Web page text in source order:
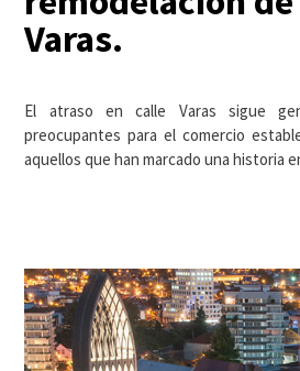
Varas.
El atraso en calle Varas sigue
preocupantes para el comercio
aquellos que han marcado una historia